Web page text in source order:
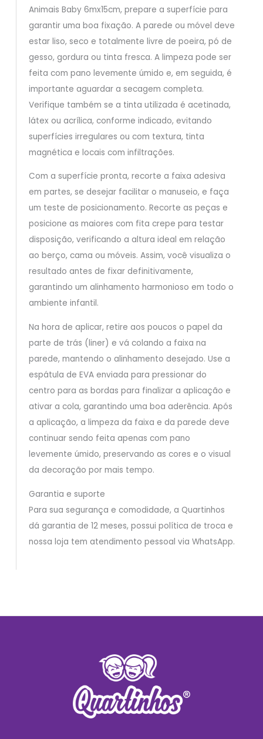
Animais Baby 6mx15cm, prepare a superfície para
garantir uma boa fixação. A parede ou móvel deve
estar liso, seco e totalmente livre de poeira, pó de
gesso, gordura ou tinta fresca. A limpeza pode ser
feita com pano levemente úmido e, em seguida, é
importante aguardar a secagem completa.
Verifique também se a tinta utilizada é acetinada,
látex ou acrílica, conforme indicado, evitando
superfícies irregulares ou com textura, tinta
magnética e locais com infiltrações.
Com a superfície pronta, recorte a faixa adesiva
em partes, se desejar facilitar o manuseio, e faça
um teste de posicionamento. Recorte as peças e
posicione as maiores com fita crepe para testar
disposição, verificando a altura ideal em relação
ao berço, cama ou móveis. Assim, você visualiza o
resultado antes de fixar definitivamente,
garantindo um alinhamento harmonioso em todo o
ambiente infantil.
Na hora de aplicar, retire aos poucos o papel da
parte de trás (liner) e vá colando a faixa na
parede, mantendo o alinhamento desejado. Use a
espátula de EVA enviada para pressionar do
centro para as bordas para finalizar a aplicação e
ativar a cola, garantindo uma boa aderência. Após
a aplicação, a limpeza da faixa e da parede deve
continuar sendo feita apenas com pano
levemente úmido, preservando as cores e o visual
da decoração por mais tempo.
Garantia e suporte
Para sua segurança e comodidade, a Quartinhos
dá garantia de 12 meses, possui política de troca e
nossa loja tem atendimento pessoal via WhatsApp.